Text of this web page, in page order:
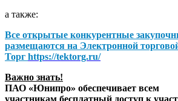
а также:
Все открытые конкурентные
размещаются на Электронной
Торг https://tektorg.ru/
Важно знать!
ПАО «Юнипро» обеспечивает всем
участникам бесплатный доступ к